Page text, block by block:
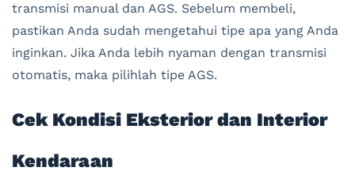
transmisi manual dan AGS. Sebelum membeli,
pastikan Anda sudah mengetahui tipe apa yang Anda
inginkan. Jika Anda lebih nyaman dengan transmisi
otomatis, maka pilihlah tipe AGS.
Cek Kondisi Eksterior dan Interior
Kendaraan